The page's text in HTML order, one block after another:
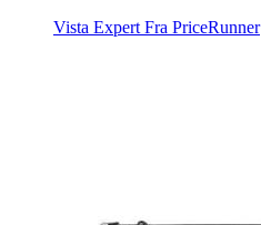
Vista Expert Fra PriceRunner